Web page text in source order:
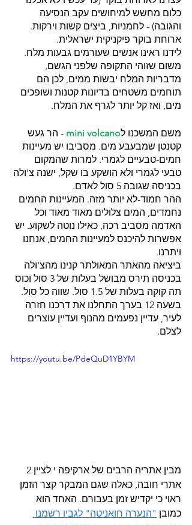
כלום מחשש למיחושים עקב הנסיעה
והגובה) - לחמניות, ביצים קשות וירקות.
ארוחת בוקר פיקניקית ישראלית.
לידנו ראינו אנשים שעורמים גבעות מלח.
משום שזוהי התקופה שלפני הגשם,
מדבריות המלח יבשות ממים, לכן הם
תוחמים משטחים בדיונות קטנות ושופכים
מים, ואז קל יותר לגרף את המלח.
משם המשכנו לmini volcano - הר געש
קטנטן שמבעבע מים. מסביבו יש מעיינות
חמים-טבעיים לגמרי. למרות שהמקום
טבעי לגמרי ולא הושקע בו שקל, ישנה צ'ולה
בכניסה שגובה 5 סול לאדם.
ההר חמוד-לא יותר מזה. המעיינות החמים
נחמדים, המים צלולים מאוד מאוד וכל
האדמה מסביב רכה, כאילו נוטה לשקוע. יש
אפשרות להיכנס למעיינות החמים, אנחנו
ויתרנו.
ביציאה מהאתר המאולתר קנינו מהצ'ולה
בכניסה תירס מבושל בעלות של 3 סול וכוס
תה קוקה בעלות של 1.5 סול. שווה כל סול.
בשעה 12 בערך התחלנו את דרכנו חזרה
לעיר, עדיין נפעמים מהנוף ועדיין עוצרים
לצלם.
https://youtu.be/PdeQuD1YBYM
אתרי חובה, כאלה שגם המבקר קצר הזמן
ראוי כי יקדיש זמן בעבורם. האחד הוא
כמובן "הנערה חואניטה" לגביו רשמנו